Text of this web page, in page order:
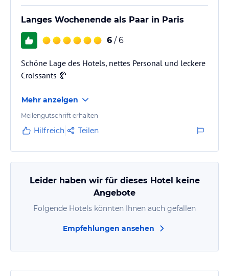
Langes Wochenende als Paar in Paris
6 / 6
Schöne Lage des Hotels, nettes Personal und leckere
Croissants 🥐
Mehr anzeigen
Meilengutschrift erhalten
Hilfreich Teilen
Leider haben wir für dieses Hotel keine
Angebote
Folgende Hotels könnten Ihnen auch gefallen
Empfehlungen ansehen